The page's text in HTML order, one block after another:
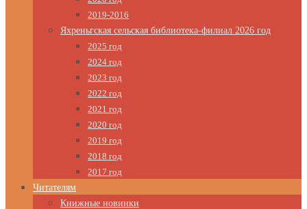
2019-2016
Яхреньгская сельская библиотека-филиал 2026 год
2025 год
2024 год
2023 год
2022 год
2021 год
2020 год
2019 год
2018 год
2017 год
Читателям
Книжные новинки